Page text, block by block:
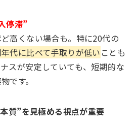
停滞”
高くない場合も。特に20代の
代に比べて手取りが低い ことも
スが安定していても、短期的な
です。
質”を見極める視点が重要